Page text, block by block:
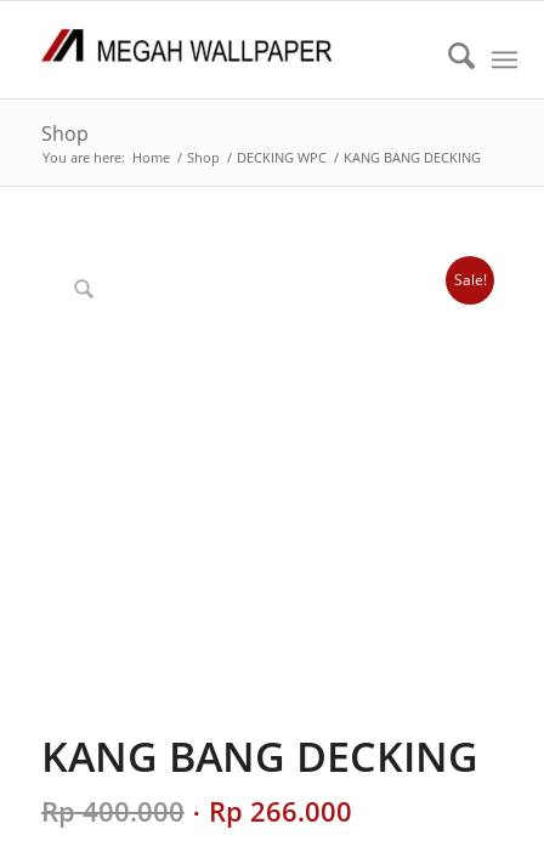
Shop
You are here: Home / Shop / DECKING WPC / KANG BANG DECKING
Sale!
KANG BANG DECKING
Rp400.000 Original
price
Rp 266.000Current